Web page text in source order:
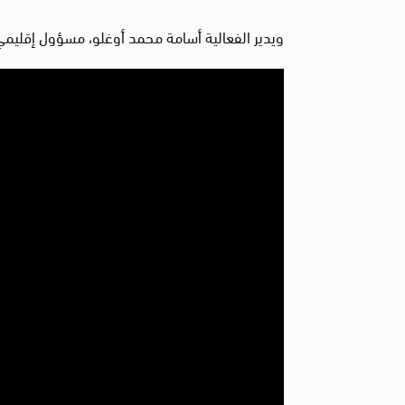
ويدير الفعالية أسامة محمد أوغلو، مسؤول